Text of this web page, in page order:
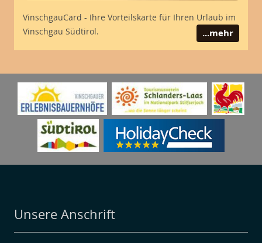
VinschgauCard - Ihre Vorteilskarte für Ihren Urlaub im
Vinschgau Südtirol.
...mehr
Unsere Anschrift